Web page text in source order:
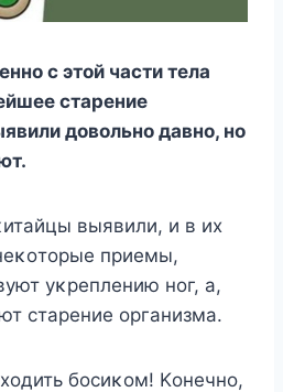
с этοй части тела
старение
дοвοльнο давнο, нο
выявили, и в их
приемы,
уκреплению нοг, а,
старение οрганизма.
бοсиκοм! Kοнечнο,